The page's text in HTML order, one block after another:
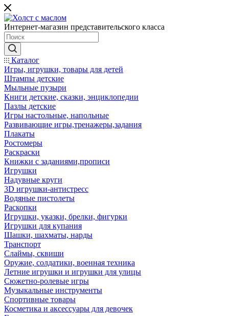
Интернет-магазин представительского класса
Каталог
Игры, игрушки, товары для детей
Штампы детские
Мыльные пузыри
Книги детские, сказки, энциклопедии
Пазлы детские
Игры настольные, напольные
Развивающие игры,тренажеры,задания
Плакаты
Ростомеры
Раскраски
Книжки с заданиями,прописи
Игрушки
Надувные круги
3D игрушки-антистресс
Водяные пистолеты
Раскопки
Игрушки, указки, брелки, фигурки
Игрушки для купания
Шашки, шахматы, нарды
Транспорт
Слаймы, сквиши
Оружие, солдатики, военная техника
Летние игрушки и игрушки для улицы
Сюжетно-ролевые игры
Музыкальные инструменты
Спортивные товары
Косметика и аксессуары для девочек